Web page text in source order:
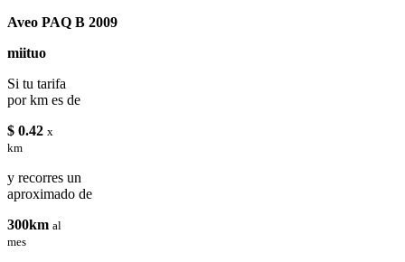
Aveo PAQ B 2009
miituo
Si tu tarifa
por km es de
$ 0.42 x
km
y recorres un
aproximado de
300km al
mes